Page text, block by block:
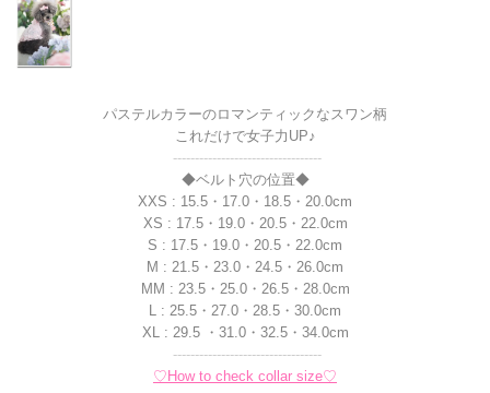
パステルカラーのロマンティックなスワン柄
これだけで女子力UP♪
----------------------------------
◆ベルト穴の位置◆
XXS : 15.5・17.0・18.5・20.0cm
XS : 17.5・19.0・20.5・22.0cm
S : 17.5・19.0・20.5・22.0cm
M : 21.5・23.0・24.5・26.0cm
MM : 23.5・25.0・26.5・28.0cm
L : 25.5・27.0・28.5・30.0cm
XL : 29.5 ・31.0・32.5・34.0cm
----------------------------------
♡How to check collar size♡